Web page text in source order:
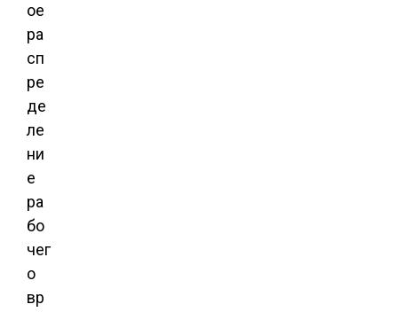
ое
ра
сп
ре
де
ле
ни
е
ра
бо
чег
о
вр